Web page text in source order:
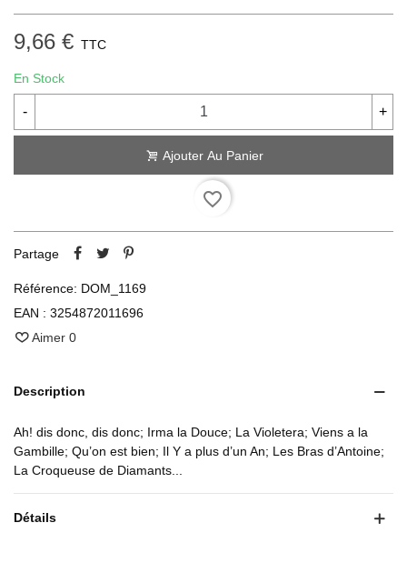
9,66 € TTC
En Stock
- +
Ajouter Au Panier
favorite_border
Partage
Référence: DOM_1169
EAN : 3254872011696
Aimer 0
Description
Ah! dis donc, dis donc; Irma la Douce; La Violetera; Viens a la
Gambille; Qu’on est bien; Il Y a plus d’un An; Les Bras d’Antoine;
La Croqueuse de Diamants...
Détails